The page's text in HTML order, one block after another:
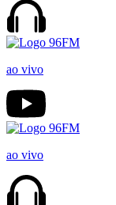
ao vivo
ao vivo